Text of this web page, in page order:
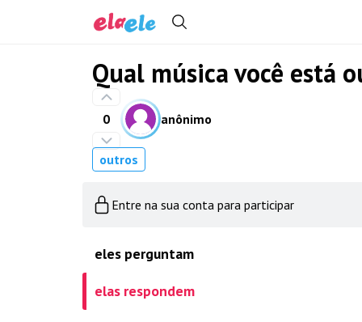
Qual música você está
0 anônimo
outros
Entre na sua conta para participar
eles perguntam
elas respondem